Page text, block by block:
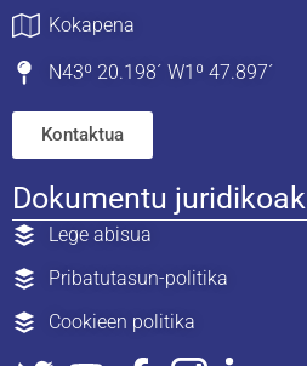
Kokapena
N43º 20.198´ W1º 47.897´
Kontaktua
Dokumentu juridikoak
Lege abisua
Pribatutasun-politika
Cookieen politika